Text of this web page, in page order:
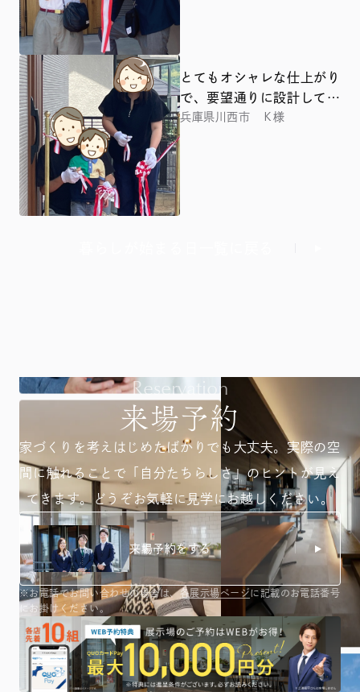
とてもオシャレな仕上がり
で、要望通りに設計してい
ただき、大満足です
兵庫県川西市 Ｋ様
Reservation
来場予約
家づくりを考えはじめたばかりでも大丈夫。実際の空
間に触れることで「自分たちらしさ」のヒントが見え
てきます。どうぞお気軽に見学にお越しください。
来場予約をする
※お電話でお問い合わせの場合は、各展示場ページに記載のお電話番号
にお掛けください。